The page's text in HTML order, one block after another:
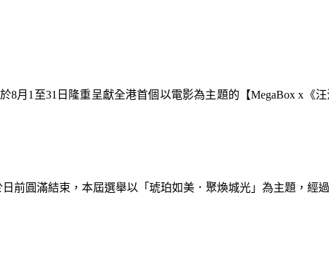
8月1至31日隆重呈獻全港首個以電影為主題的【MegaBox x《
前圓滿結束，本屆選舉以「琥珀如美．聚煥城光」為主題，經